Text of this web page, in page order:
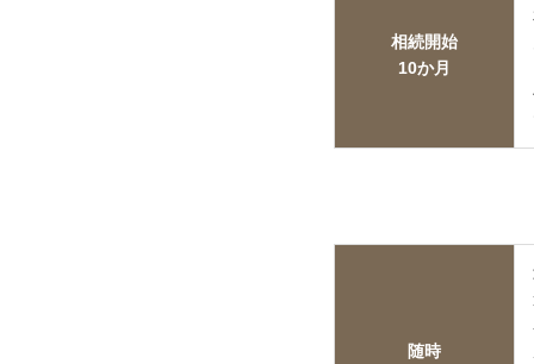
相続開始
10か月
随時